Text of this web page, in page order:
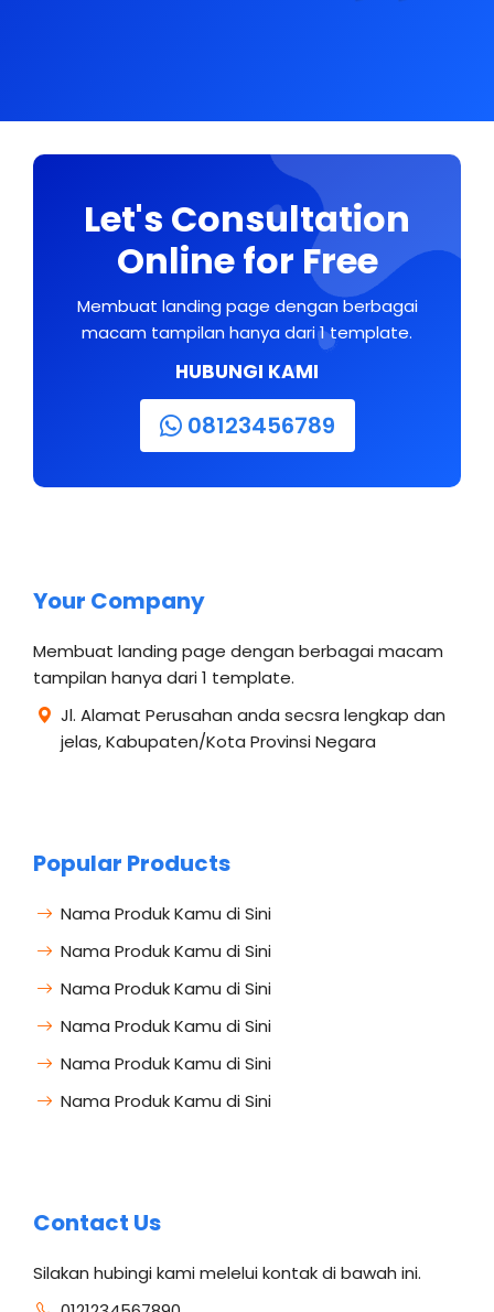
Let's Consultation
Online for Free
Membuat landing page dengan berbagai
macam tampilan hanya dari 1 template.
HUBUNGI KAMI
08123456789
Your Company
Membuat landing page dengan berbagai macam
tampilan hanya dari 1 template.
Jl. Alamat Perusahan anda secsra lengkap dan
jelas, Kabupaten/Kota Provinsi Negara
Popular Products
Nama Produk Kamu di Sini
Nama Produk Kamu di Sini
Nama Produk Kamu di Sini
Nama Produk Kamu di Sini
Nama Produk Kamu di Sini
Nama Produk Kamu di Sini
Contact Us
Silakan hubingi kami melelui kontak di bawah ini.